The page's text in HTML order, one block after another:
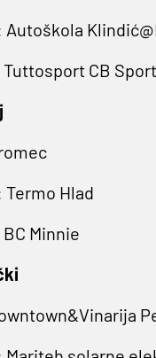
Autoškola
Tuttosport CB Sport
Termo Hlad
BC Minnie